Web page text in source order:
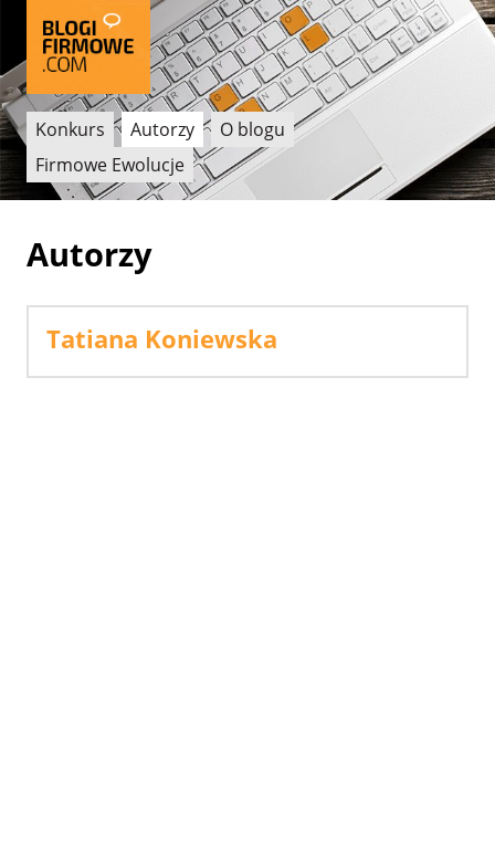
Konkurs Autorzy
O blogu
Firmowe Ewolucje
Autorzy
Tatiana Koniewska